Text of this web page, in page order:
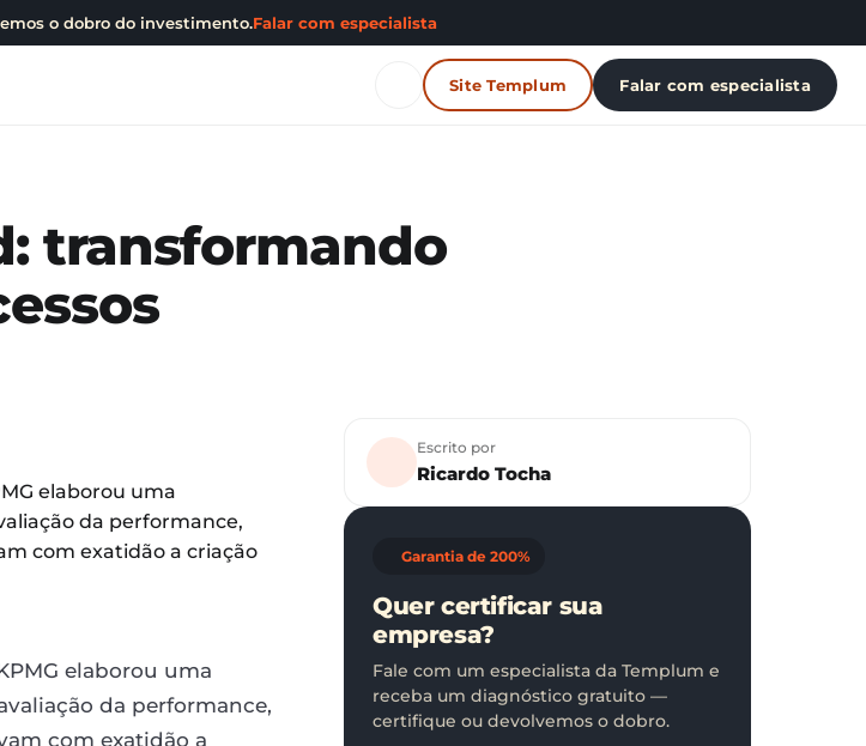
o dobro do investimento.Falar com especialista
Site Templum Falar com especialista
transformando
elaborou uma
da performance,
com exatidão a criação
elaborou uma
da performance,
com exatidão a
Escrito por
Ricardo Tocha
Garantia de 200%
Quer certificar sua
empresa?
Fale com um especialista da Templum e
receba um diagnóstico gratuito —
certifique ou devolvemos o dobro.